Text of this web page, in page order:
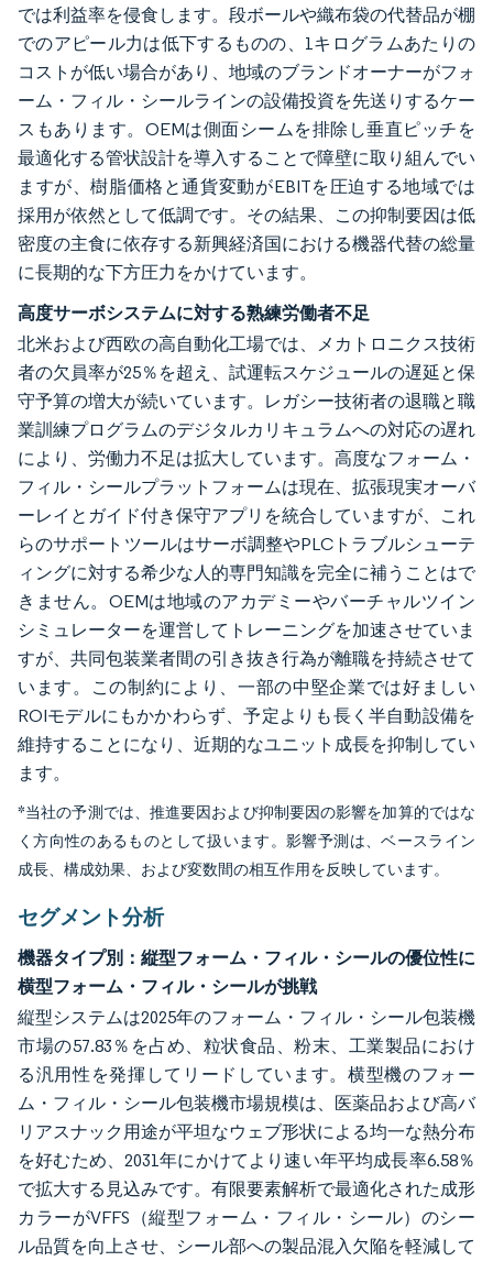
では利益率を侵食します。段ボールや織布袋の代替品が棚
でのアピール力は低下するものの、1キログラムあたりの
コストが低い場合があり、地域のブランドオーナーがフォ
ーム・フィル・シールラインの設備投資を先送りするケー
スもあります。OEMは側面シームを排除し垂直ピッチを
最適化する管状設計を導入することで障壁に取り組んでい
ますが、樹脂価格と通貨変動がEBITを圧迫する地域では
採用が依然として低調です。その結果、この抑制要因は低
密度の主食に依存する新興経済国における機器代替の総量
に長期的な下方圧力をかけています。
高度サーボシステムに対する熟練労働者不足
北米および西欧の高自動化工場では、メカトロニクス技術
者の欠員率が25％を超え、試運転スケジュールの遅延と保
守予算の増大が続いています。レガシー技術者の退職と職
業訓練プログラムのデジタルカリキュラムへの対応の遅れ
により、労働力不足は拡大しています。高度なフォーム・
フィル・シールプラットフォームは現在、拡張現実オーバ
ーレイとガイド付き保守アプリを統合していますが、これ
らのサポートツールはサーボ調整やPLCトラブルシューテ
ィングに対する希少な人的専門知識を完全に補うことはで
きません。OEMは地域のアカデミーやバーチャルツイン
シミュレーターを運営してトレーニングを加速させていま
すが、共同包装業者間の引き抜き行為が離職を持続させて
います。この制約により、一部の中堅企業では好ましい
ROIモデルにもかかわらず、予定よりも長く半自動設備を
維持することになり、近期的なユニット成長を抑制してい
ます。
*当社の予測では、推進要因および抑制要因の影響を加算的ではな
く方向性のあるものとして扱います。影響予測は、ベースライン
成長、構成効果、および変数間の相互作用を反映しています。
セグメント分析
機器タイプ別：縦型フォーム・フィル・シールの優位性に
横型フォーム・フィル・シールが挑戦
縦型システムは2025年のフォーム・フィル・シール包装機
市場の57.83％を占め、粒状食品、粉末、工業製品におけ
る汎用性を発揮してリードしています。横型機のフォー
ム・フィル・シール包装機市場規模は、医薬品および高バ
リアスナック用途が平坦なウェブ形状による均一な熱分布
を好むため、2031年にかけてより速い年平均成長率6.58％
で拡大する見込みです。有限要素解析で最適化された成形
カラーがVFFS（縦型フォーム・フィル・シール）のシー
ル品質を向上させ、シール部への製品混入欠陥を軽減して